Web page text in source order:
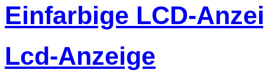
Einfarbige LCD-
Lcd-Anzeige